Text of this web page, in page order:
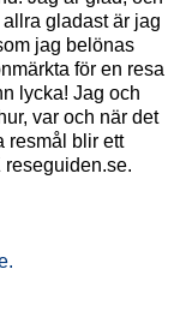
gladast är jag
jag belönas
för en resa
lycka! Jag och
var och när det
resmål blir ett